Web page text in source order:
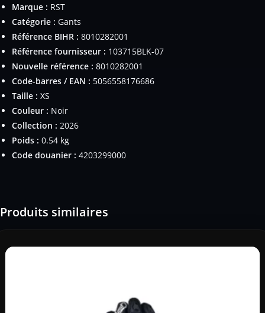
Marque : RST
Catégorie : Gants
Référence BIHR : 8010282001
Référence fournisseur : 103715BLK-07
Nouvelle référence : 8010282001
Code-barres / EAN : 5056558176686
Taille : XS
Couleur : Noir
Collection : 2026
Poids : 0.54 kg
Code douanier : 4203299000
Produits similaires